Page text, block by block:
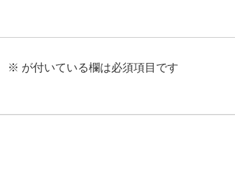
※ が付いている欄は必須項目です